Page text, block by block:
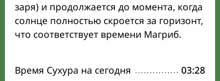
заря) и продолжается до момента, когда
солнце полностью скроется за горизонт,
что соответствует времени Магриб.
Время Сухура на сегодня 03:28